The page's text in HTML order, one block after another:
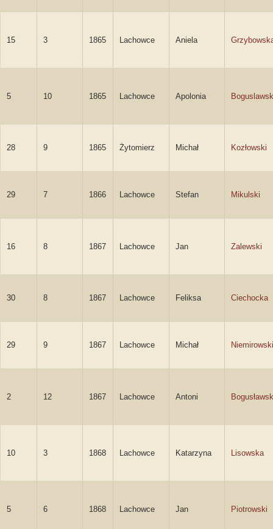
15 3 1865 Lachowce Aniela
5 10 1865 Lachowce Apolonia
28 9 1865 Żytomierz Michał Kozłowski
29 7 1866 Lachowce Stefan Mikulski
16 8 1867 Lachowce Jan Zalewski
30 8 1867 Lachowce Feliksa Ciechocka
29 9 1867 Lachowce Michał Niemirowski
2 12 1867 Lachowce Antoni
10 3 1868 Lachowce Katarzyna Lisowska
5 6 1868 Lachowce Jan Piotrowski